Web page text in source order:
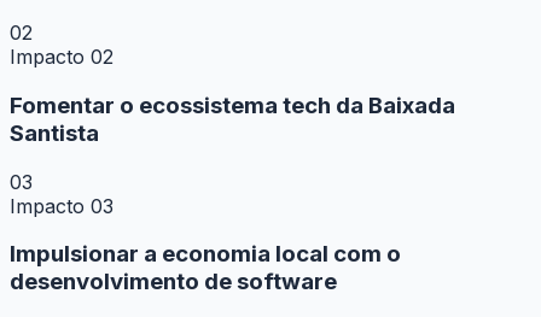
02
Impacto 02
Fomentar o ecossistema tech da Baixada
Santista
03
Impacto 03
Impulsionar a economia local com o
desenvolvimento de software